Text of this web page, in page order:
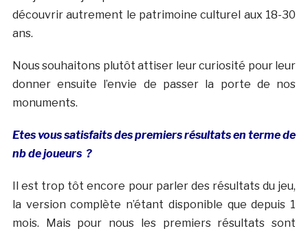
découvrir autrement le patrimoine culturel aux 18-30
ans.
Nous souhaitons plutôt attiser leur curiosité pour leur
donner ensuite l’envie de passer la porte de nos
monuments.
Etes vous satisfaits des premiers résultats en terme de
nb de joueurs ?
Il est trop tôt encore pour parler des résultats du jeu,
la version complète n’étant disponible que depuis 1
mois. Mais pour nous les premiers résultats sont